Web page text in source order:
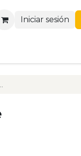
Iniciar sesión